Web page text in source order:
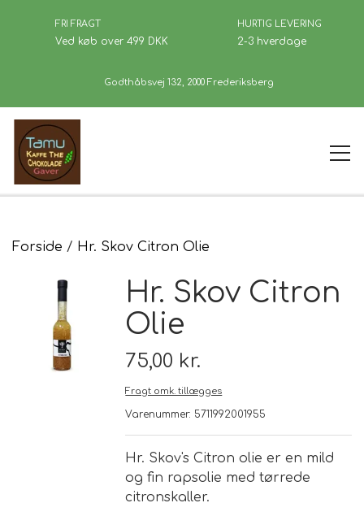
FRI FRAGT
Ved køb over 499 DKK
HURTIG LEVERING
2-3 hverdage
Godthåbsvej 132, 2000 Frederiksberg
Forside
Kaffe
Se Butikken
Brand
Te
Løsvægt teer
Nyheder
Forside Hr. Skov Citron Olie
Hr. Skov Citron
Olie
75,00 kr.
Fragt omk. tillægges
Varenummer: 5711992001955
Hr. Skov's Citron olie er en mild
og fin rapsolie med tørrede
citronskaller.